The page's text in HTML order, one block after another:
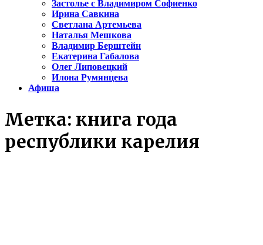
Застолье с Владимиром Софиенко
Ирина Савкина
Светлана Артемьева
Наталья Мешкова
Владимир Берштейн
Екатерина Габалова
Олег Липовецкий
Илона Румянцева
Афиша
Метка: книга года
республики карелия